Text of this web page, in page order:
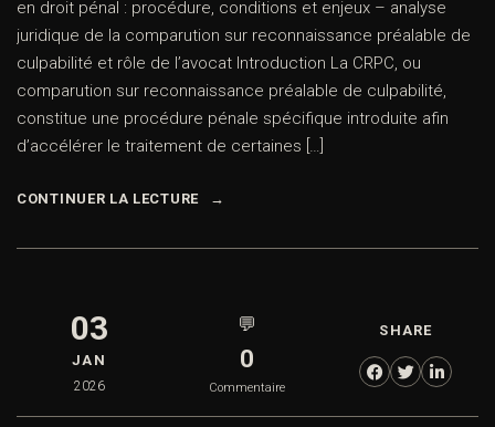
en droit pénal : procédure, conditions et enjeux – analyse
juridique de la comparution sur reconnaissance préalable de
culpabilité et rôle de l’avocat Introduction La CRPC, ou
comparution sur reconnaissance préalable de culpabilité,
constitue une procédure pénale spécifique introduite afin
d’accélérer le traitement de certaines […]
CONTINUER LA LECTURE
03
JAN
2026
💬
0
Commentaire
SHARE